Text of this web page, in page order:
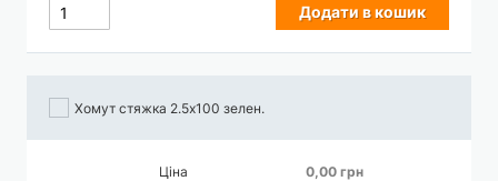
Додати в кошик
Хомут стяжка 2.5х100 зелен.
Ціна 0,00 грн